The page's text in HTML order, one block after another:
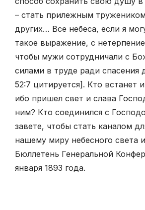
– стать прилежным
других… Все небеса, если я
такое выражение, с
чтобы мужи сотрудничали с
силами в труде ради спасения
52:7 цитируется]. Кто встанет
ибо пришел свет и слава
ним? Кто соединился с
завете, чтобы стать каналом
нашему миру небесного света
Бюллетень Генеральной
января 1893 года.